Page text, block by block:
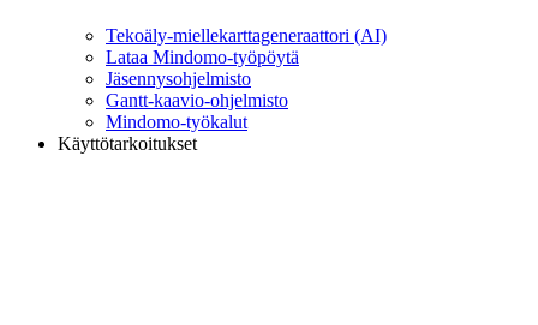
Tekoäly-miellekarttageneraattori (AI)
Lataa Mindomo-työpöytä
Jäsennysohjelmisto
Gantt-kaavio-ohjelmisto
Mindomo-työkalut
Käyttötarkoitukset